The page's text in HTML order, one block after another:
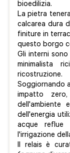
bioedilizia.
La pietra
calcarea dura
finiture in
questo borgo
Gli interni
minimalista
ricostruzione.
Soggiornando
impatto
dell'ambiente
dell'energia
acque reflue
l'irrigazione
Il relais è